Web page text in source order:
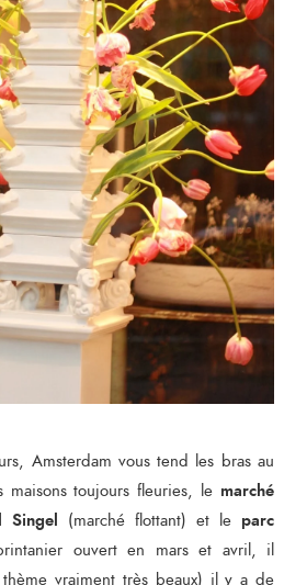
Amsterdam vous tend les bras au
toujours fleuries, le marché
Singel (marché flottant) et le parc
ouvert en mars et avril, il
vraiment très beaux) il y a de